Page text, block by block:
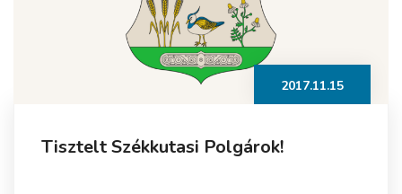
2017.11.15
Tisztelt Székkutasi Polgárok!